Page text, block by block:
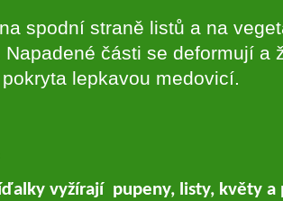
spodní straně listů a na
Napadené části se deformují a
lepkavou medovicí.
vyžírají pupeny, listy, květy a